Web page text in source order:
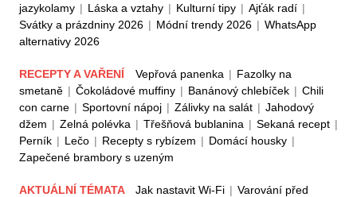
jazykolamy | Láska a vztahy | Kulturní tipy | Ajťák radí |
Svátky a prázdniny 2026 | Módní trendy 2026 | WhatsApp
alternativy 2026
RECEPTY A VAŘENÍ Vepřová panenka | Fazolky na
smetaně | Čokoládové muffiny | Banánový chlebíček | Chili
con carne | Sportovní nápoj | Zálivky na salát | Jahodový
džem | Zelná polévka | Třešňová bublanina | Sekaná recept |
Perník | Lečo | Recepty s rybízem | Domácí housky |
Zapečené brambory s uzeným
AKTUÁLNÍ TÉMATA Jak nastavit Wi-Fi | Varování před